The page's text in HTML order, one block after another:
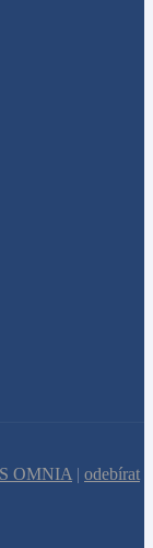
OMNIA | odebírat